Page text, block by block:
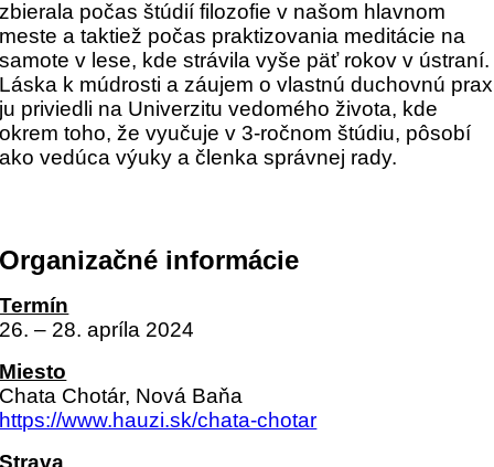
zbierala počas štúdií filozofie v našom hlavnom
meste a taktiež počas praktizovania meditácie na
samote v lese, kde strávila vyše päť rokov v ústraní.
Láska k múdrosti a záujem o vlastnú duchovnú prax
ju priviedli na Univerzitu vedomého života, kde
okrem toho, že vyučuje v 3-ročnom štúdiu, pôsobí
ako vedúca výuky a členka správnej rady.
Organizačné informácie
Termín
26. – 28. apríla 2024
Miesto
Chata Chotár, Nová Baňa
https://www.hauzi.sk/chata-chotar
Strava